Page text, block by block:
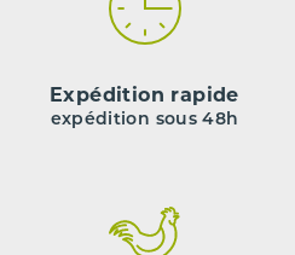
Expédition rapide
expédition sous 48h